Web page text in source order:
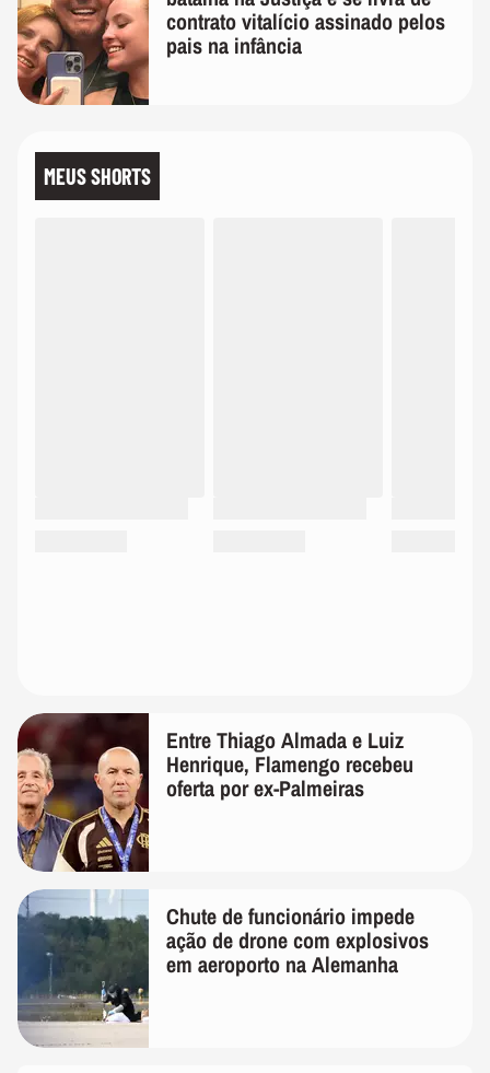
contrato vitalício assinado pelos
pais na infância
MEUS SHORTS
Entre Thiago Almada e Luiz
Henrique, Flamengo recebeu
oferta por ex-Palmeiras
Chute de funcionário impede
ação de drone com explosivos
em aeroporto na Alemanha